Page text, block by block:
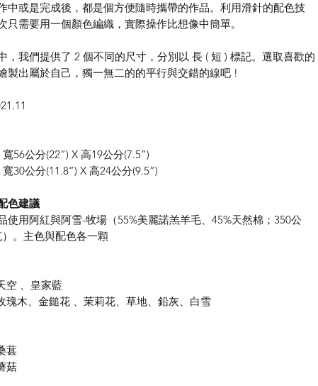
中或是完成後，都是個方便隨時攜帶的作品。利用滑針的配色技
只需要用一個顏色編織，實際操作比想像中簡單。
，我們提供了 2 個不同的尺寸，分別以 長 ( 短 ) 標記。選取喜歡的
製出屬於自己，獨一無二的的平行與交錯的線吧 !
56公分(22”) X 高19公分(7.5”)
30公分(11.8”) X 高24公分(9.5”)
色建議
使用阿紅與阿雪-牧場（55%美麗諾羔羊毛、45%天然棉；350公
。主色與配色各一顆
空 、皇家藍
瑰木、金鎚花 、茉莉花、草地、鉛灰、白雪
葚
菇